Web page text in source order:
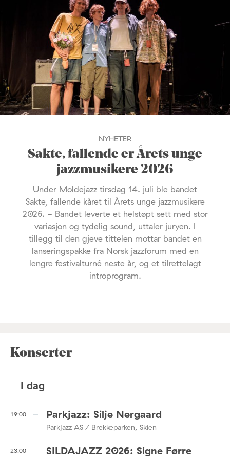
NYHETER
Sakte, fallende er Årets unge
jazzmusikere 2026
Under Moldejazz tirsdag 14. juli ble bandet
Sakte, fallende kåret til Årets unge jazzmusikere
2026. - Bandet leverte et helstøpt sett med stor
variasjon og tydelig sound, uttaler juryen. I
tillegg til den gjeve tittelen mottar bandet en
lanseringspakke fra Norsk jazzforum med en
lengre festivalturné neste år, og et tilrettelagt
introprogram.
Konserter
I dag
19:00 Parkjazz: Silje Nergaard
Parkjazz AS / Brekkeparken, Skien
23:00
SILDAJAZZ 2026: Signe Førre